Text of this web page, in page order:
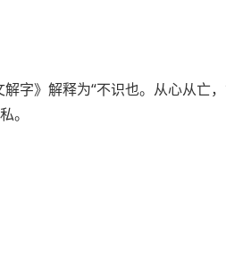
字》解释为“不识也。从心从亡
。